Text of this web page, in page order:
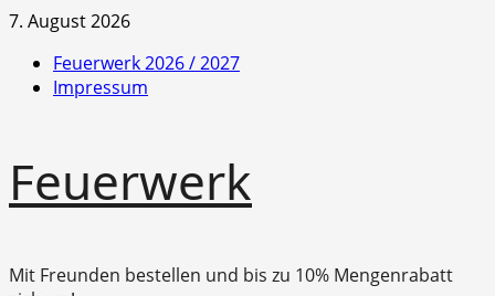
Zum
springen
7. August 2026
Feuerwerk 2026 / 2027
Impressum
Feuerwerk
Mit Freunden bestellen und bis zu 10% Mengenrabatt